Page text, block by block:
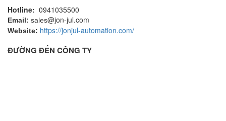
Hotline: 0941035500
Email: sales@jon-jul.com
Website: https://jonjul-automation.com/
ĐƯỜNG ĐẾN CÔNG TY